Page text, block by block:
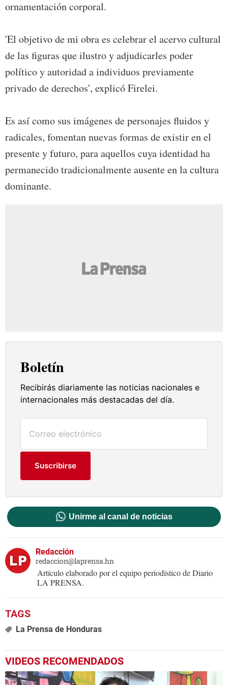
ornamentación corporal.
'El objetivo de mi obra es celebrar el acervo cultural
de las figuras que ilustro y adjudicarles poder
político y autoridad a individuos previamente
privado de derechos', explicó Firelei.
Es así como sus imágenes de personajes fluidos y
radicales, fomentan nuevas formas de existir en el
presente y futuro, para aquellos cuya identidad ha
permanecido tradicionalmente ausente en la cultura
dominante.
Boletín
Recibirás diariamente las noticias nacionales e
internacionales más destacadas del día.
Suscribirse
Unirme al canal de noticias
Redacción
redaccion@laprensa.hn
Artículo elaborado por el equipo periodístico de Diario
LA PRENSA.
La Prensa de Honduras
VIDEOS RECOMENDADOS